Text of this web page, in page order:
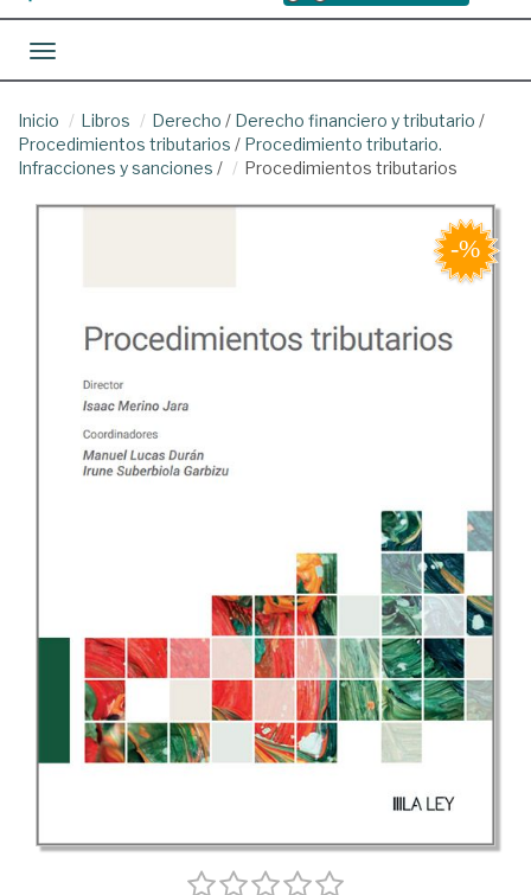
Toggle navigation
Inicio Libros Derecho / Derecho financiero y tributario /
Procedimientos tributarios / Procedimiento tributario.
Infracciones y sanciones / Procedimientos tributarios